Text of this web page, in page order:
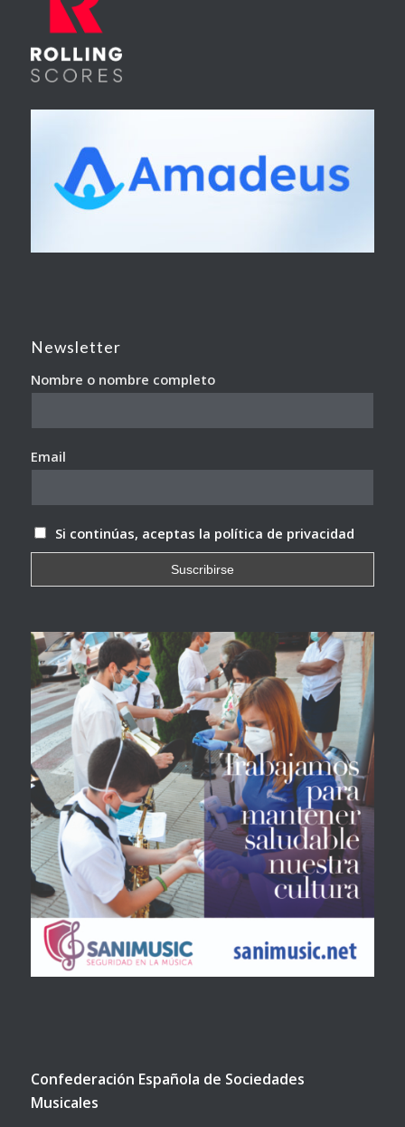
Newsletter
Nombre o nombre completo
Email
Si continúas, aceptas la política de privacidad
Confederación Española de Sociedades
Musicales